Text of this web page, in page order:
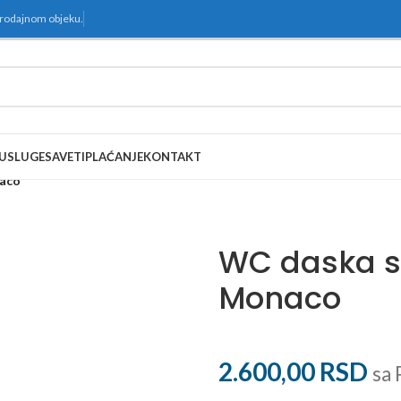
objeku.
USLUGESAVETIPLAĆANJEKONTAKT
WC daska
Monaco
2.600,00 RSD sa